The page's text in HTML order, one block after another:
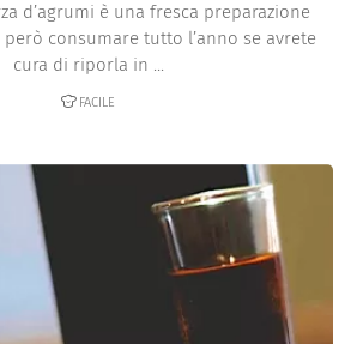
d’agrumi è una fresca preparazione
consumare tutto l’anno se avrete
cura di riporla in ...
FACILE